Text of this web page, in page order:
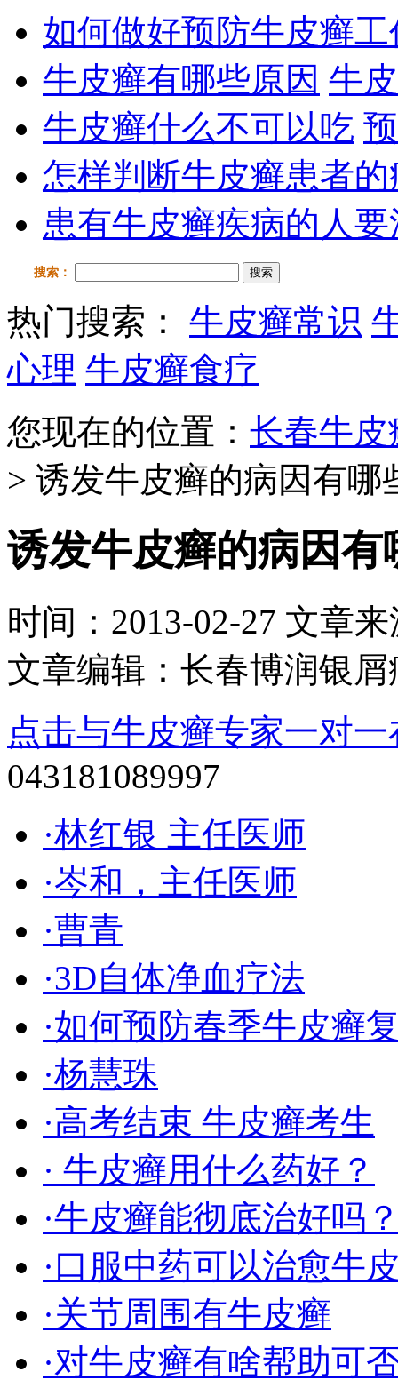
如何做好预防牛皮癣工
牛皮癣有哪些原因 牛
牛皮癣什么不可以吃
怎样判断牛皮癣患者的
患有牛皮癣疾病的人要
搜索： 搜索
热门搜索： 牛皮癣常识
心理 牛皮癣食疗
您现在的位置： 长春牛皮
> 诱发牛皮癣的病因有哪
诱发牛皮癣的病因有
时间：2013-02-27 文章
文章编辑：长春博润银屑
点击与牛皮癣专家一对
043181089997
·林红银 主任医师
·岑和，主任医师
·曹青
·3D自体净血疗法
·如何预防春季牛皮癣
·杨慧珠
·高考结束 牛皮癣考生
· 牛皮癣用什么药好？
·牛皮癣能彻底治好吗
·口服中药可以治愈牛
·关节周围有牛皮癣
·对牛皮癣有啥帮助可